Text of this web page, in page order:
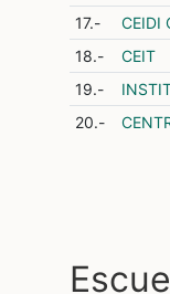
17.-
CEIDI
18.-
CEIT
19.-
20.-